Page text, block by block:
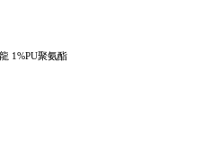
1%PU聚氨酯